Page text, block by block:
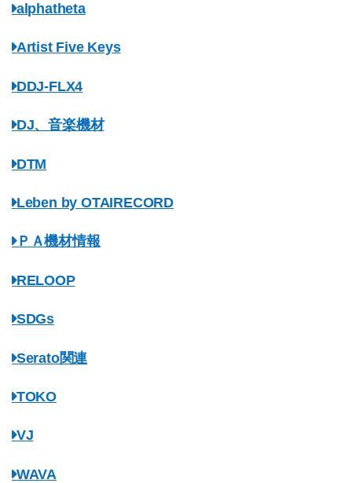
alphatheta
Artist Five Keys
DDJ-FLX4
DJ、音楽機材
DTM
Leben by OTAIRECORD
ＰＡ機材情報
RELOOP
SDGs
Serato関連
TOKO
VJ
WAVA